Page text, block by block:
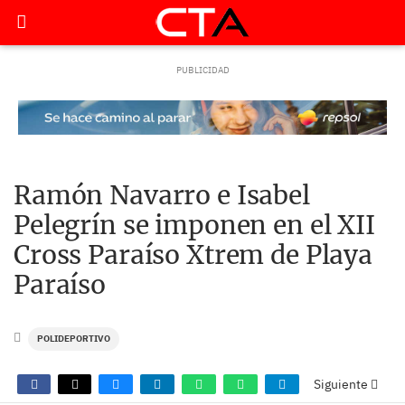
Ramón Navarro e Isabel
Pelegrín se imponen en el XII
Cross Paraíso Xtrem de Playa
Paraíso
POLIDEPORTIVO
Siguiente